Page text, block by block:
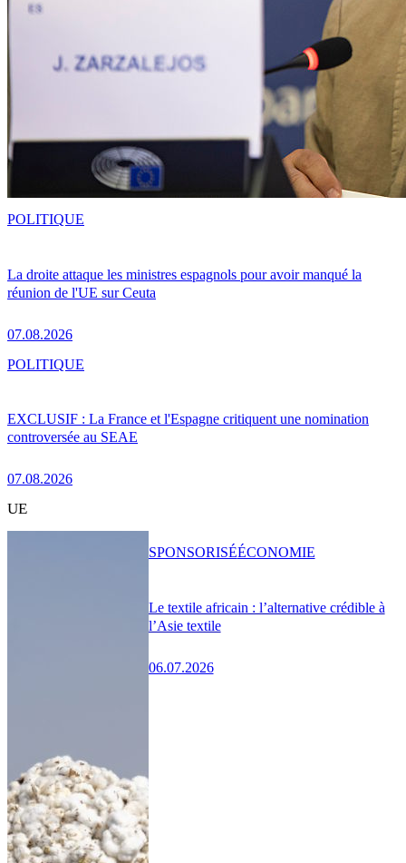
La droite attaque les ministres espagnols pour avoir manqué la
réunion de l'UE sur Ceuta
07.08.2026
POLITIQUE
EXCLUSIF : La France et l'Espagne critiquent une nomination
controversée au SEAE
07.08.2026
POLITIQUE
UE
Le textile africain : l’alternative crédible à
l’Asie textile
06.07.2026
SPONSORISÉÉCONOMIE